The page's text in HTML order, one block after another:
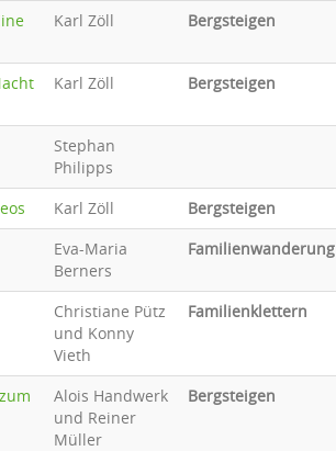
Karl Zöll Bergsteigen
Karl Zöll Bergsteigen
Stephan
Philipps
Karl Zöll
Bergsteigen
Eva-Maria
Berners
Familienwanderung
Christiane Pütz
und Konny
Vieth
Familienklettern
Alois Handwerk
und Reiner
Müller
Bergsteigen